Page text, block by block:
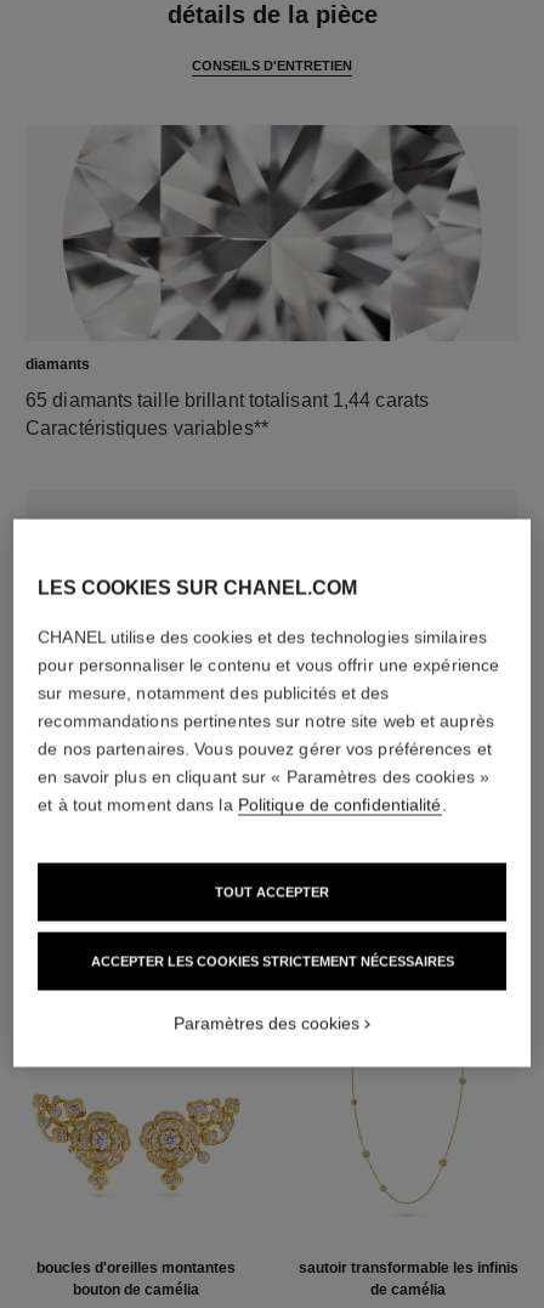
détails de la pièce
CONSEILS D'ENTRETIEN
diamants
65 diamants taille brillant totalisant 1,44 carats
Caractéristiques variables**
matériau
Or jaune 18 carats
DÉCOUVREZ AUSSI
boucles d'oreilles montantes
bouton de camélia
sautoir transformable les infinis
de camélia
LES COOKIES SUR CHANEL.COM
CHANEL utilise des cookies et des technologies similaires
pour personnaliser le contenu et vous offrir une expérience
sur mesure, notamment des publicités et des
recommandations pertinentes sur notre site web et auprès
de nos partenaires. Vous pouvez gérer vos préférences et
en savoir plus en cliquant sur « Paramètres des cookies »
et à tout moment dans la Politique de confidentialité.
ACCEPTER LES COOKIES STRICTEMENT NÉCESSAIRES
TOUT ACCEPTER
Paramètres des cookies